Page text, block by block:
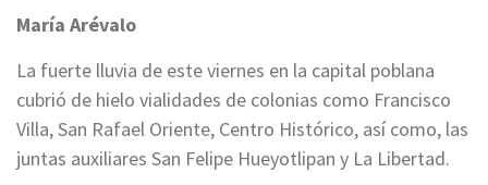
María Arévalo
La fuerte lluvia de este viernes en la capital poblana
cubrió de hielo vialidades de colonias como Francisco
Villa, San Rafael Oriente, Centro Histórico, así como, las
juntas auxiliares San Felipe Hueyotlipan y La Libertad.